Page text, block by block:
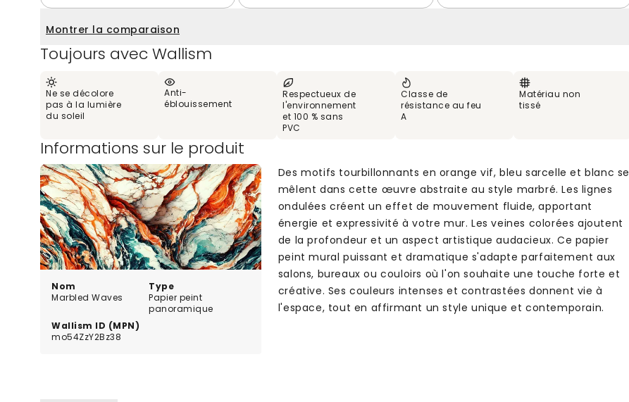
Montrer la comparaison
Toujours avec Wallism
Ne se décolore
pas à la lumière
du soleil
Anti-
éblouissement
Respectueux de
l'environnement
et 100 % sans
PVC
Classe de
résistance au feu
A
Matériau non
tissé
Informations sur le produit
Nom
Marbled Waves
Type
Papier peint
panoramique
Wallism ID (MPN)
mo54ZzY2Bz38
Des motifs tourbillonnants en orange vif, bleu sarcelle et blanc se
mêlent dans cette œuvre abstraite au style marbré. Les lignes
ondulées créent un effet de mouvement fluide, apportant
énergie et expressivité à votre mur. Les veines colorées ajoutent
de la profondeur et un aspect artistique audacieux. Ce papier
peint mural puissant et dramatique s'adapte parfaitement aux
salons, bureaux ou couloirs où l'on souhaite une touche forte et
créative. Ses couleurs intenses et contrastées donnent vie à
l'espace, tout en affirmant un style unique et contemporain.